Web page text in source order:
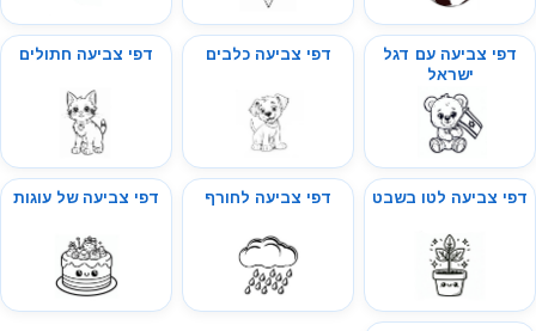
דפי צביעה עם דגל
ישראל
דפי צביעה כלבים דפי צביעה חתולים
דפי צביעה לטו בשבט דפי צביעה לחורף דפי צביעה של עוגות